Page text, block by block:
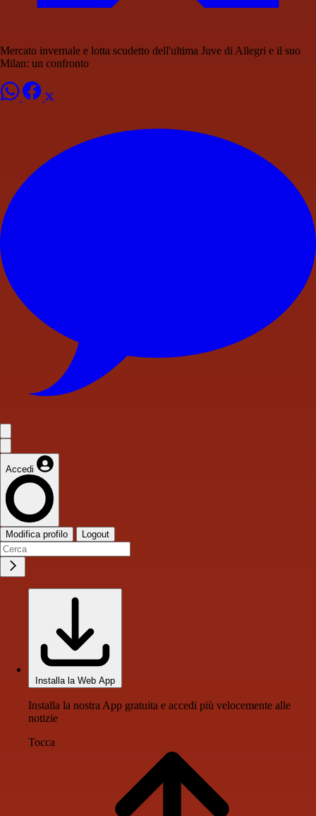
Mercato invernale e lotta scudetto dell'ultima Juve di Allegri e il suo
Milan: un confronto
Accedi
Modifica profilo Logout
Installa la Web App
Installa la nostra App gratuita e accedi più velocemente alle
notizie
Tocca